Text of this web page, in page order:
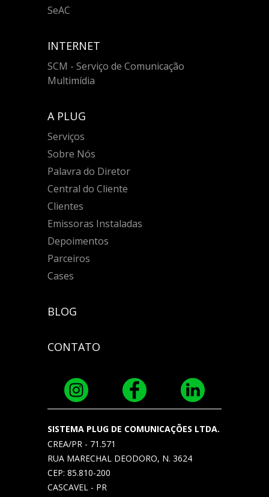
SeAC
INTERNET
SCM - Serviço de Comunicação
Multimídia
A PLUG
Serviços
Sobre Nós
Palavra do Diretor
Central do Cliente
Clientes
Emissoras Instaladas
Depoimentos
Parceiros
Cases
BLOG
CONTATO
SISTEMA PLUG DE COMUNICAÇÕES LTDA.
CREA/PR - 71.571
RUA MARECHAL DEODORO, N. 3624
CEP: 85.810-200
CASCAVEL - PR